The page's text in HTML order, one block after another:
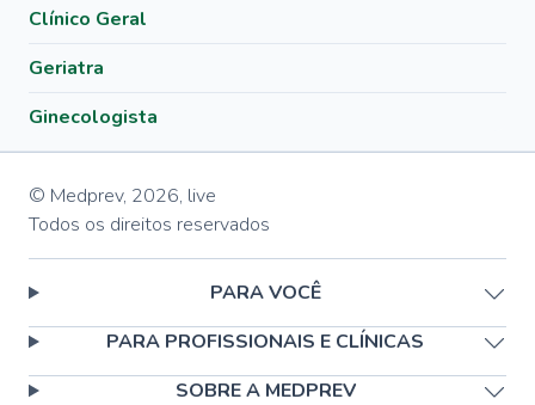
Clínico Geral
Geriatra
Ginecologista
© Medprev, 2026, live
Todos os direitos reservados
PARA VOCÊ
PARA PROFISSIONAIS E CLÍNICAS
SOBRE A MEDPREV